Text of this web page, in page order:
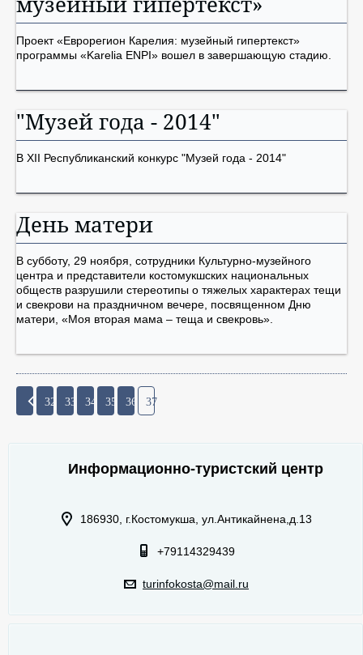
Проект «Еврорегион Карелия: музейный гипертекст»
программы «Karelia ENPI» вошел в завершающую стадию.
"Музей года - 2014"
В XII Республиканский конкурс "Музей года - 2014"
День матери
В субботу, 29 ноября, сотрудники Культурно-музейного
центра и представители костомукшских национальных
обществ разрушили стереотипы о тяжелых характерах тещи
и свекрови на праздничном вечере, посвященном Дню
матери, «Моя вторая мама – теща и свекровь».
32 33 34 35 36 37
Информационно-туристский центр
186930, г.Костомукша, ул.Антикайнена,д.13
+79114329439
turinfokosta@mail.ru